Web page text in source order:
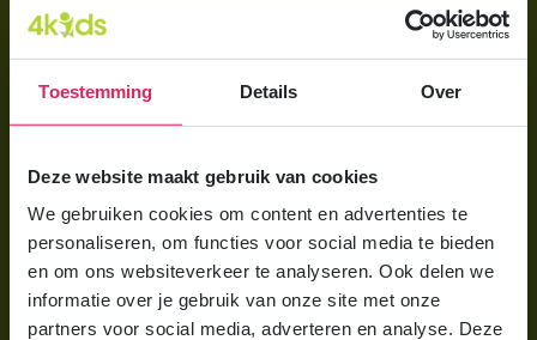
Toestemming Details Over
Deze website maakt gebruik van cookies
We gebruiken cookies om content en advertenties te
personaliseren, om functies voor social media te bieden
en om ons websiteverkeer te analyseren. Ook delen we
informatie over je gebruik van onze site met onze
partners voor social media, adverteren en analyse. Deze
Direct regelen
Aanmelden bij 4Kids
Brochure aanvragen
Voor ouders
Wat is gastouderopvang?
Wat kost een gastouder?